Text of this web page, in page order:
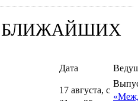
БЛИЖАЙШИХ
Дата
17 августа, с